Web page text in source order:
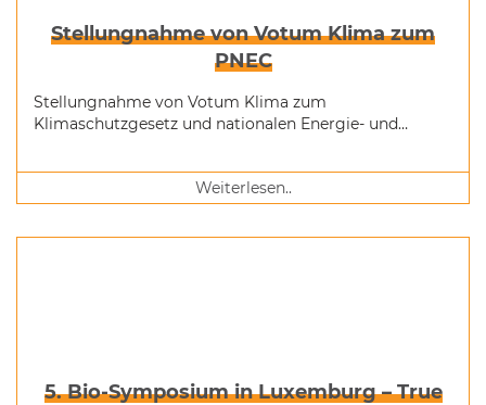
Stellungnahme von Votum Klima zum
PNEC
Stellungnahme von Votum Klima zum
Klimaschutzgesetz und nationalen Energie- und
Weiterlesen..
5. Bio-Symposium in Luxemburg – True